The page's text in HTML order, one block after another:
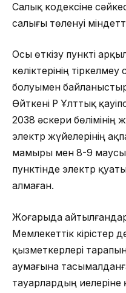
Салық кодексіне
салығы төленуі
Осы өткізу пункті
көліктерінің
болуымен
Өйткені ҚР Ұлттық
2038 әскери бөлімінің
электр жүйелерінің
мамыры мен 8-9
пунктінде электр
алмаған.
Жоғарыда
Мемлекеттік кірістер
қызметкерлері
аумағына
тауарлардың